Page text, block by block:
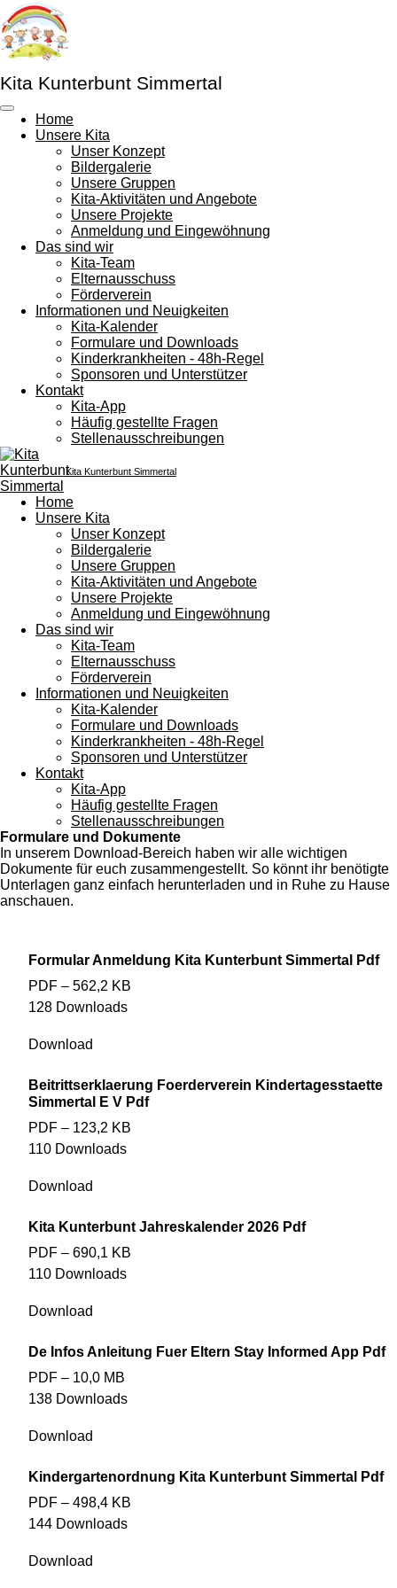
Zum
Hauptinhalt
springen
Kita Kunterbunt Simmertal
Home
Unsere Kita
Unser Konzept
Bildergalerie
Unsere Gruppen
Kita-Aktivitäten und Angebote
Unsere Projekte
Anmeldung und Eingewöhnung
Das sind wir
Kita-Team
Elternausschuss
Förderverein
Informationen und Neuigkeiten
Kita-Kalender
Formulare und Downloads
Kinderkrankheiten - 48h-Regel
Sponsoren und Unterstützer
Kontakt
Kita-App
Häufig gestellte Fragen
Stellenausschreibungen
Kita Kunterbunt Simmertal
Home
Unsere Kita
Unser Konzept
Bildergalerie
Unsere Gruppen
Kita-Aktivitäten und Angebote
Unsere Projekte
Anmeldung und Eingewöhnung
Das sind wir
Kita-Team
Elternausschuss
Förderverein
Informationen und Neuigkeiten
Kita-Kalender
Formulare und Downloads
Kinderkrankheiten - 48h-Regel
Sponsoren und Unterstützer
Kontakt
Kita-App
Häufig gestellte Fragen
Stellenausschreibungen
Formulare und Dokumente
In unserem Download-Bereich haben wir alle wichtigen
Dokumente für euch zusammengestellt. So könnt ihr benötigte
Unterlagen ganz einfach herunterladen und in Ruhe zu Hause
anschauen.
Formular Anmeldung Kita Kunterbunt Simmertal Pdf
PDF – 562,2 KB
128 Downloads
Download
Beitrittserklaerung Foerderverein Kindertagesstaette
Simmertal E V Pdf
PDF – 123,2 KB
110 Downloads
Download
Kita Kunterbunt Jahreskalender 2026 Pdf
PDF – 690,1 KB
110 Downloads
Download
De Infos Anleitung Fuer Eltern Stay Informed App Pdf
PDF – 10,0 MB
138 Downloads
Download
Kindergartenordnung Kita Kunterbunt Simmertal Pdf
PDF – 498,4 KB
144 Downloads
Download